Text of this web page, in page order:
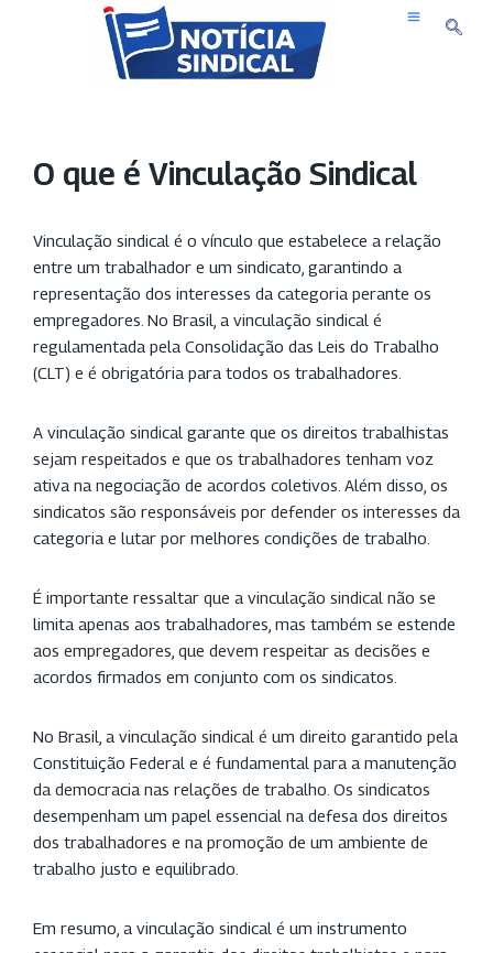
O que é Vinculação Sindical
Vinculação sindical é o vínculo que estabelece a relação
entre um trabalhador e um sindicato, garantindo a
representação dos interesses da categoria perante os
empregadores. No Brasil, a vinculação sindical é
regulamentada pela Consolidação das Leis do Trabalho
(CLT) e é obrigatória para todos os trabalhadores.
A vinculação sindical garante que os direitos trabalhistas
sejam respeitados e que os trabalhadores tenham voz
ativa na negociação de acordos coletivos. Além disso, os
sindicatos são responsáveis por defender os interesses da
categoria e lutar por melhores condições de trabalho.
É importante ressaltar que a vinculação sindical não se
limita apenas aos trabalhadores, mas também se estende
aos empregadores, que devem respeitar as decisões e
acordos firmados em conjunto com os sindicatos.
No Brasil, a vinculação sindical é um direito garantido pela
Constituição Federal e é fundamental para a manutenção
da democracia nas relações de trabalho. Os sindicatos
desempenham um papel essencial na defesa dos direitos
dos trabalhadores e na promoção de um ambiente de
trabalho justo e equilibrado.
Em resumo, a vinculação sindical é um instrumento